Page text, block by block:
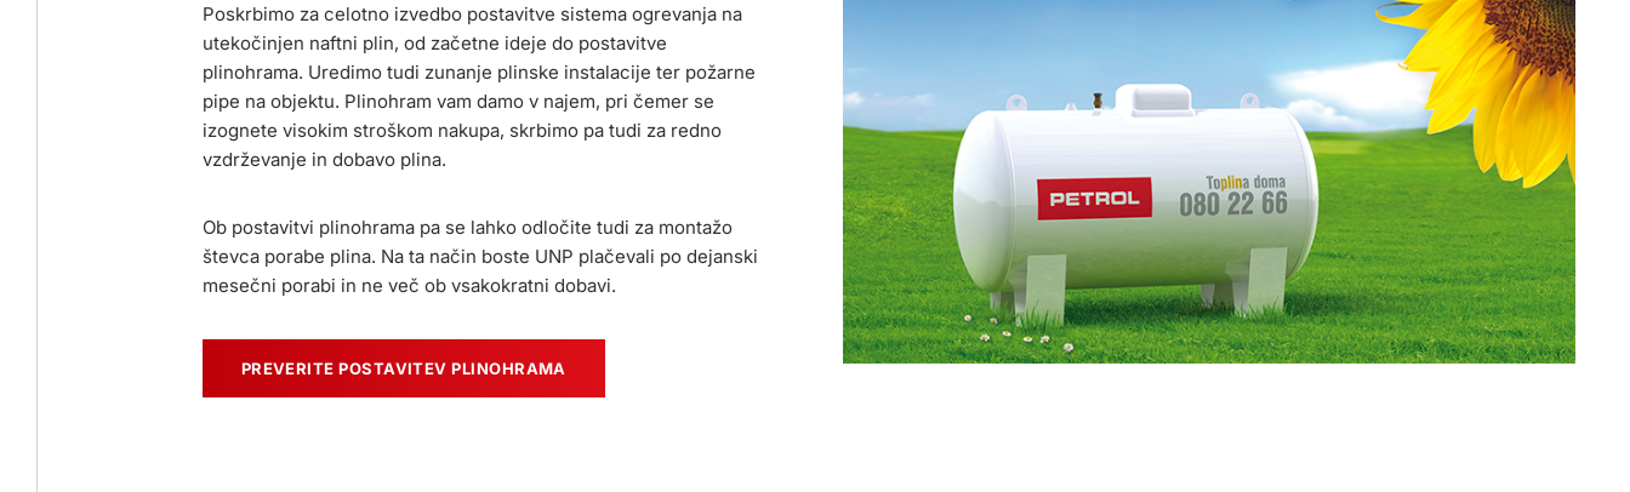
Poskrbimo za celotno izvedbo postavitve sistema ogrevanja na
utekočinjen naftni plin, od začetne ideje do postavitve
plinohrama. Uredimo tudi zunanje plinske instalacije ter požarne
pipe na objektu. Plinohram vam damo v najem, pri čemer se
izognete visokim stroškom nakupa, skrbimo pa tudi za redno
vzdrževanje in dobavo plina.
Ob postavitvi plinohrama pa se lahko odločite tudi za montažo
števca porabe plina. Na ta način boste UNP plačevali po dejanski
mesečni porabi in ne več ob vsakokratni dobavi.
PREVERITE POSTAVITEV PLINOHRAMA